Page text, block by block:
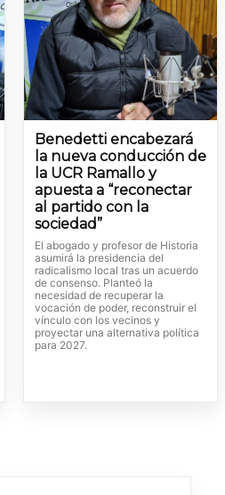
Benedetti encabezará
la nueva conducción de
la UCR Ramallo y
apuesta a “reconectar
al partido con la
sociedad”
El abogado y profesor de Historia
asumirá la presidencia del
radicalismo local tras un acuerdo
de consenso. Planteó la
necesidad de recuperar la
vocación de poder, reconstruir el
vínculo con los vecinos y
proyectar una alternativa política
para 2027.